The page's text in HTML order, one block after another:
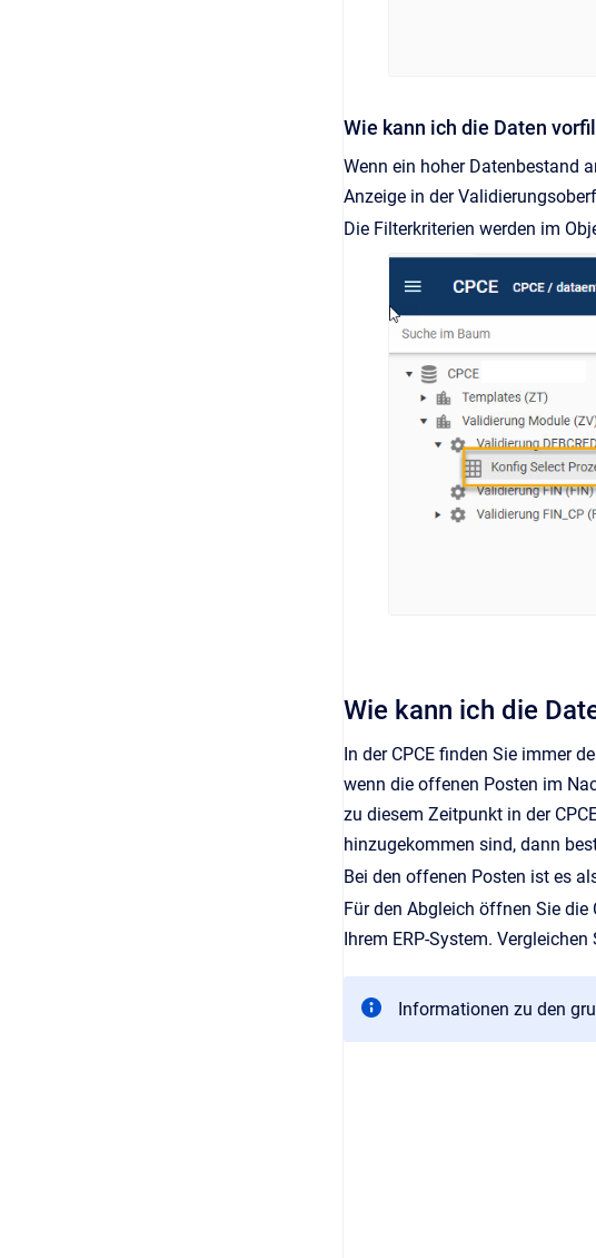
Wie kann ich die Daten
Wenn ein hoher Datenbestand
Anzeige in der
Die Filterkriterien werden im
Wie kann ich die
In der CPCE finden Sie immer
wenn die offenen Posten im
zu diesem Zeitpunkt in der
hinzugekommen sind, dann
Bei den offenen Posten ist es
Für den Abgleich öffnen Sie
Ihrem ERP-System.
Informationen zu den